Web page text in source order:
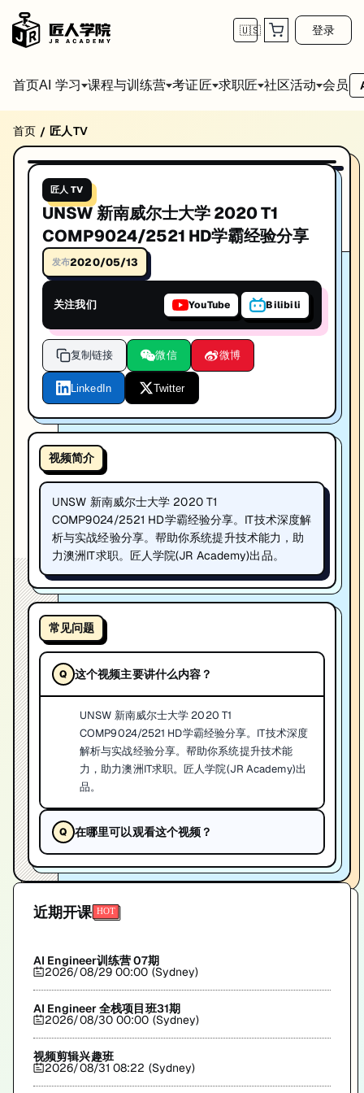
🇺🇸 登录
首页AI 学习 课程与训练营 考证匠 求职匠 社区活动 会员
UNSW 新南威尔士大学 2020 T1 COMP9024/
UNSW 新南威尔士大学 2020 T1 COMP9024/2521 HD学霸经验分享
发布日期: 2020/4/18
本视频由匠人学院提供，涵盖IT技术相关知识点，帮助你系统学习和提
首页 / 匠人TV
播放视频
匠人 TV
UNSW 新南威尔士大学 2020 T1
COMP9024/2521 HD学霸经验分享
发布2020/05/13
关注我们 YouTube Bilibili
复制链接 微信 微博
LinkedIn Twitter
视频简介
UNSW 新南威尔士大学 2020 T1
COMP9024/2521 HD学霸经验分享。IT技术深度解
析与实战经验分享。帮助你系统提升技术能力，助
力澳洲IT求职。匠人学院(JR Academy)出品。
常见问题
这个视频主要讲什么内容？
UNSW 新南威尔士大学 2020 T1
COMP9024/2521 HD学霸经验分享。IT技术深度
解析与实战经验分享。帮助你系统提升技术能
力，助力澳洲IT求职。匠人学院(JR Academy)出
品。
在哪里可以观看这个视频？
近期开课
AI Engineer训练营 07期
2026/08/29 00:00 (Sydney)
AI Engineer 全栈项目班31期
2026/08/30 00:00 (Sydney)
视频剪辑兴趣班
2026/08/31 08:22 (Sydney)